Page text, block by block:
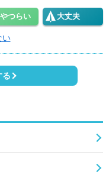
つらい 大丈夫
い
る